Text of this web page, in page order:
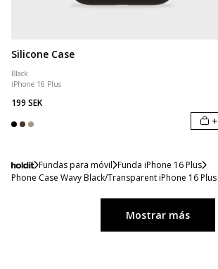
Silicone Case
Black
iPhone 16 Plus
199 SEK
+
Fundas para móvil Funda iPhone 16 Plus
Phone Case Wavy Black/Transparent iPhone 16 Plus
Mostrar más